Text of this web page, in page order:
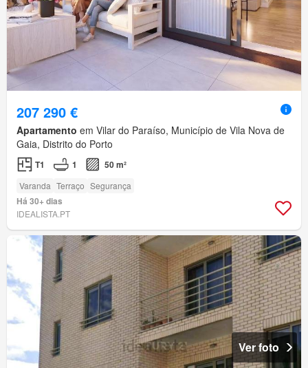
207 290 €
Apartamento em Vilar do Paraíso, Município de Vila Nova de
Gaia, Distrito do Porto
T1 1 50 m²
Varanda Terraço Segurança
Há 30+ dias
IDEALISTA.PT
Ver foto